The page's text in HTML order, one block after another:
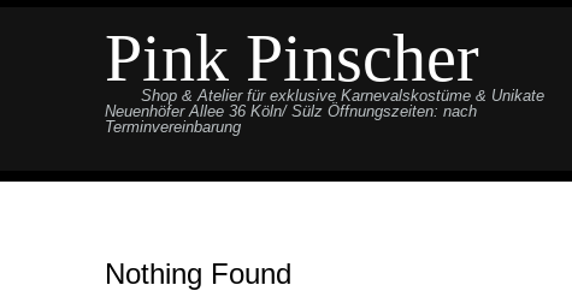
Pink Pinscher
Shop & Atelier für exklusive Karnevalskostüme & Unikate
Neuenhöfer Allee 36 Köln/ Sülz Öffnungszeiten: nach
Terminvereinbarung
Nothing Found